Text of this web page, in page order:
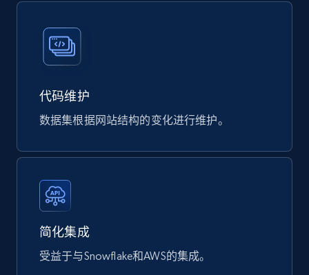
URL, Product id, Title, Rating, Reviews count,
Initial price, Discount, Final price, and more.
eCommerce
Digikey - Products
Product url, Category url, Part number,
Datasheet url, Rohs compliant, and more.
代码维护
数据集根据网站结构的变化进行维护。
简化集成
受益于与Snowflake和AWS的集成。